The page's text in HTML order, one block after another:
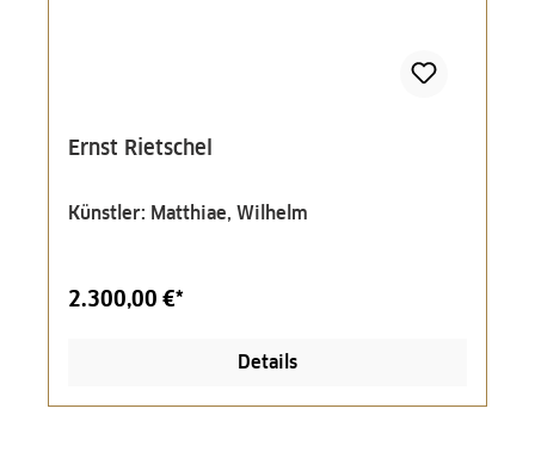
Ernst Rietschel
Künstler: Matthiae, Wilhelm
2.300,00 €*
Details